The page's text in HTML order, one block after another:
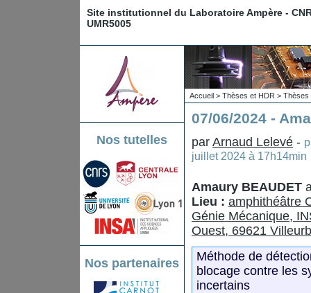
Site institutionnel du Laboratoire Ampère -
UMR5005
Nos tutelles
Nos partenaires
Accueil > Thèses et HDR > Thèses
07/06/2024 -
par Arnaud Lelevé -
juillet 2024 à 17h14min
Amaury BEAUDET
Lieu : amphithéâtre
Génie Mécanique,
Ouest, 69621
Méthode de
blocage contre les
incertains